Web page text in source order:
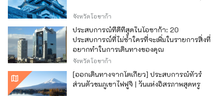
จังหวัดโอซาก้า
ประสบการณ์ที่ดีที่สุดในโอซาก้า: 20
ประสบการณ์ที่ไม่ซ้ำใครที่จะเพิ่มในรายการสิ่งที่
อยากทำในการเดินทางของคุณ
จังหวัดโอซาก้า
[ออกเดินทางจากโตเกียว] ประสบการณ์ทัวร์
ส่วนตัวชมภูเขาไฟฟูจิ | วันแห่งอิสรภาพสุดหรู